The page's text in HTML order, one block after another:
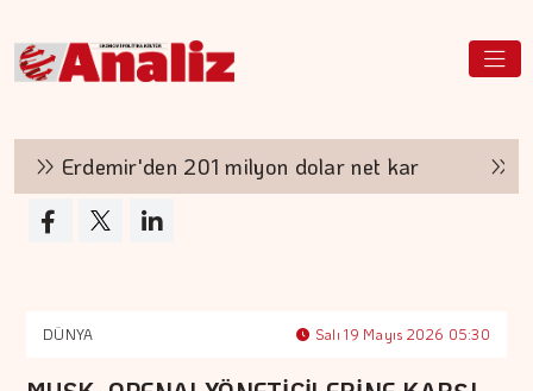
Erdemir'den 201 milyon dolar net kar
DÜNYA Salı 19 Mayıs 2026 05:30